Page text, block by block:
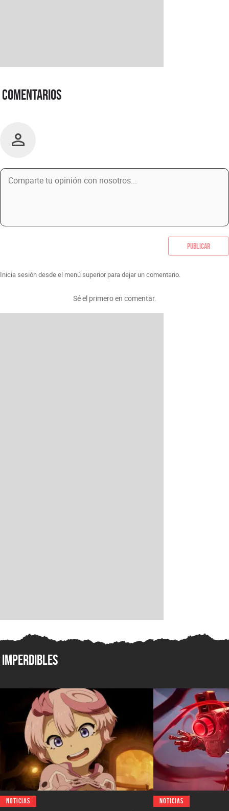
Comentarios
Publicar
Inicia sesión desde el menú superior para dejar un comentario.
Sé el primero en comentar.
Imperdibles
NOTICIAS NOTICIAS